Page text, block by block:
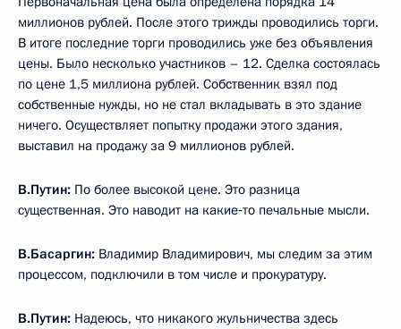
миллионов рублей. После этого трижды проводились торги.
В итоге последние торги проводились уже без объявления
цены. Было несколько участников – 12. Сделка состоялась
по цене 1,5 миллиона рублей. Собственник взял под
собственные нужды, но не стал вкладывать в это здание
ничего. Осуществляет попытку продажи этого здания,
выставил на продажу за 9 миллионов рублей.
В.Путин: По более высокой цене. Это разница
существенная. Это наводит на какие‑то печальные мысли.
В.Басаргин: Владимир Владимирович, мы следим за этим
процессом, подключили в том числе и прокуратуру.
В.Путин: Надеюсь, что никакого жульничества здесь